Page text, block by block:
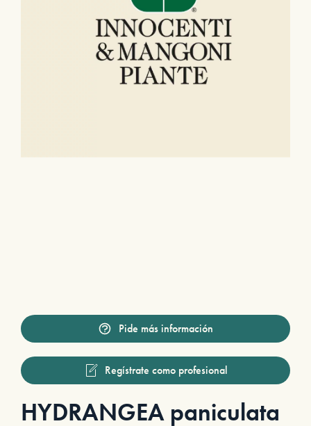
Pide más información
Regístrate como profesional
HYDRANGEA paniculata